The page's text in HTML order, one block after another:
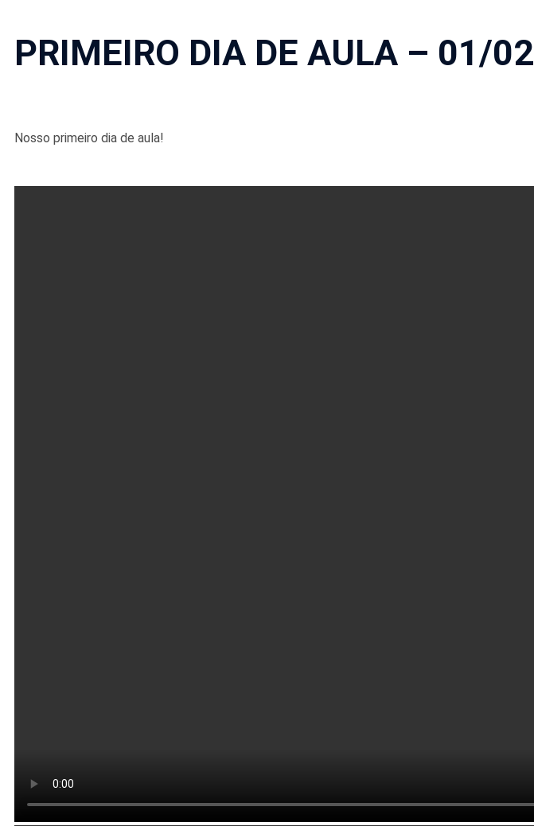
PRIMEIRO DIA DE AULA – 01/02
Nosso primeiro dia de aula!